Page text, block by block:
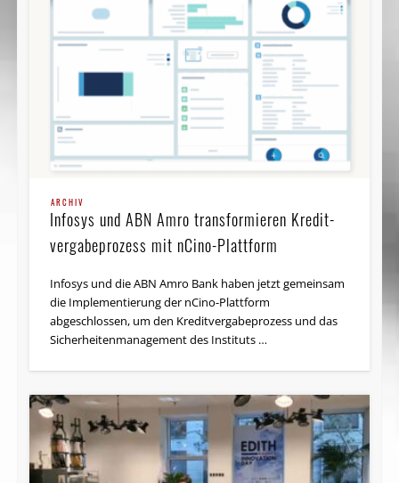
ARCHIV
Infosys und ABN Amro transformieren Kredit­
vergabe­prozess mit nCino-Plattform
Infosys und die ABN Amro Bank haben jetzt gemeinsam
die Implementierung der nCino-Plattform
abgeschlossen, um den Kreditvergabeprozess und das
Sicherheitenmanagement des Instituts …